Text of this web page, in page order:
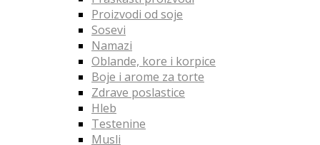
Proizvodi od soje
Sosevi
Namazi
Oblande, kore i korpice
Boje i arome za torte
Zdrave poslastice
Hleb
Testenine
Musli